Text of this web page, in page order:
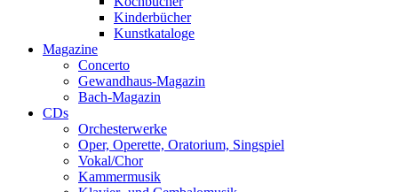
Kinderbücher
Kunstkataloge
Magazine
Concerto
Gewandhaus-Magazin
Bach-Magazin
CDs
Orchesterwerke
Oper, Operette, Oratorium, Singspiel
Vokal/Chor
Kammermusik